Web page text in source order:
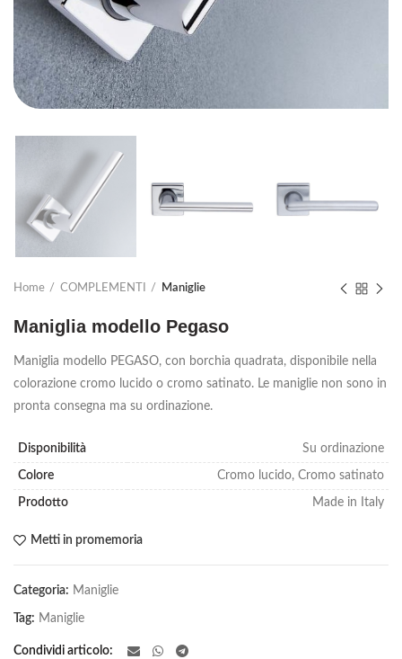
Home COMPLEMENTI Maniglie
Maniglia modello Pegaso
Maniglia modello PEGASO, con borchia quadrata, disponibile nella
colorazione cromo lucido o cromo satinato. Le maniglie non sono in
pronta consegna ma su ordinazione.
Disponibilità Su ordinazione
Colore Cromo lucido, Cromo satinato
Prodotto Made in Italy
Metti in promemoria
Categoria: Maniglie
Tag: Maniglie
Condividi articolo